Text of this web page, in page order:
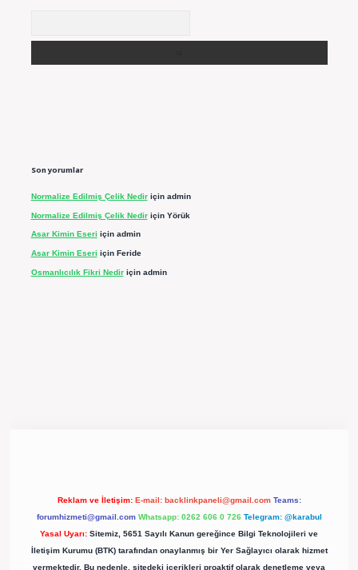
Son yorumlar
Normalize Edilmiş Çelik Nediriçin admin
Normalize Edilmiş Çelik Nediriçin Yörük
Asar Kimin Eseri için admin
Asar Kimin Eseri için Feride
Osmanlıcılık Fikri Nediriçin admin
Reklam ve İletişim: E-mail: backlinkpaneli@gmail.com Teams:
forumhizmeti@gmail.com Whatsapp: 0262 606 0 726 Telegram: @karabul
Yasal Uyarı: Sitemiz, 5651 Sayılı Kanun gereğince Bilgi Teknolojileri ve
İletişim Kurumu (BTK) tarafından onaylanmış bir Yer Sağlayıcı olarak hizmet
vermektedir. Bu nedenle, sitedeki içerikleri proaktif olarak denetleme veya